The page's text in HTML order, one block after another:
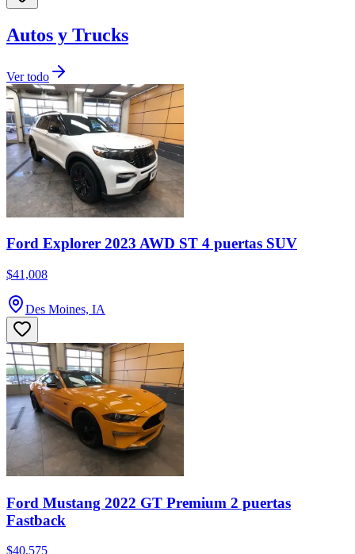
Autos y Trucks
Ver todo
Ford Explorer 2023 AWD ST 4 puertas SUV
$41,008
Des Moines, IA
Ford Mustang 2022 GT Premium 2 puertas
Fastback
$40,575